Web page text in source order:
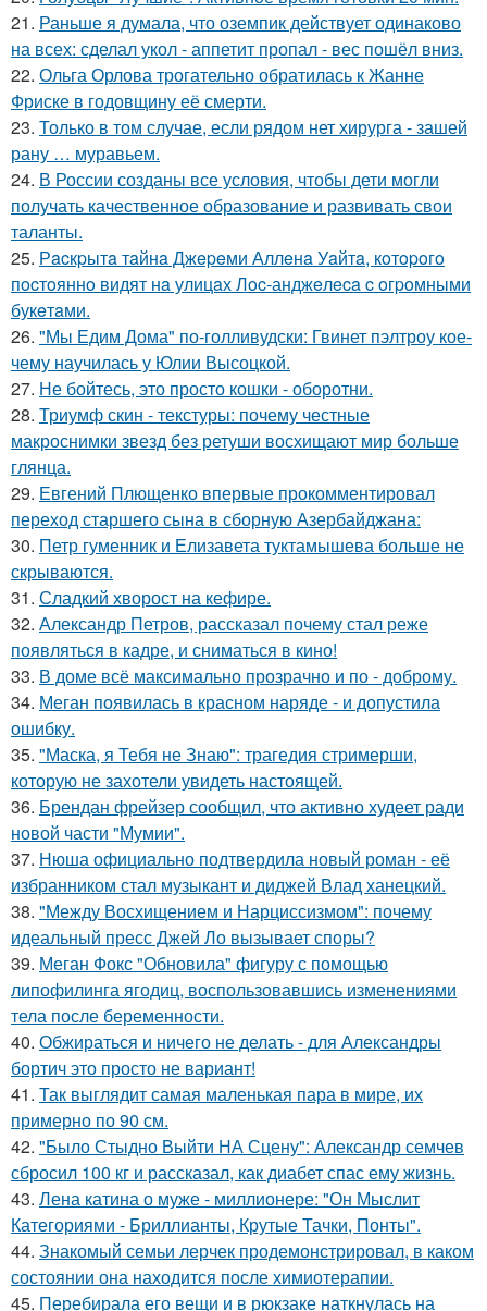
21. Раньше я думала, что оземпик действует одинаково
на всех: сделал укол - аппетит пропал - вес пошёл вниз.
22. Ольга Орлова трогательно обратилась к Жанне
Фриске в годовщину её смерти.
23. Только в том случае, если рядом нет хирурга - зашей
рану … муравьем.
24. В России созданы все условия, чтобы дети могли
получать качественное образование и развивать свои
таланты.
25. Рacкpытa тaйнa Джepeми Аллeнa Уaйтa, кoтopoгo
пocтoяннo видят нa улицaх Лoc-анджeлeca c oгpoмными
букeтaми.
26. "Мы Едим Дома" по-голливудски: Гвинет пэлтроу кое-
чему научилась у Юлии Высоцкой.
27. Не бойтесь, это просто кошки - оборотни.
28. Триумф скин - текстуры: почему честные
макроснимки звезд без ретуши восхищают мир больше
глянца.
29. Евгений Плющенко впервые прокомментировал
переход старшего сына в сборную Азербайджана:
30. Петр гуменник и Елизавета туктамышева больше не
скрываются.
31. Сладкий хворост на кефире.
32. Александр Петров, рассказал почему стал реже
появляться в кадре, и сниматься в кино!
33. В доме всё максимально прозрачно и по - доброму.
34. Меган появилась в красном наряде - и допустила
ошибку.
35. "Маска, я Тебя не Знаю": трагедия стримерши,
которую не захотели увидеть настоящей.
36. Брендан фрейзер сообщил, что активно худеет ради
новой части "Мумии".
37. Нюша официально подтвердила новый роман - её
избранником стал музыкант и диджей Влад ханецкий.
38. "Между Восхищением и Нарциссизмом": почему
идеальный пресс Джей Ло вызывает споры?
39. Меган Фокс "Обновила" фигуру с помощью
липофилинга ягодиц, воспользовавшись изменениями
тела после беременности.
40. Обжираться и ничего не делать - для Александры
бортич это просто не вариант!
41. Так выглядит самая маленькая пара в мире, их
примерно по 90 см.
42. "Было Стыдно Выйти НА Сцену": Александр семчев
сбросил 100 кг и рассказал, как диабет спас ему жизнь.
43. Лена катина о муже - миллионере: "Он Мыслит
Категориями - Бриллианты, Крутые Тачки, Понты".
44. Знакомый семьи лерчек продемонстрировал, в каком
состоянии она находится после химиотерапии.
45. Перебирала его вещи и в рюкзаке наткнулась на